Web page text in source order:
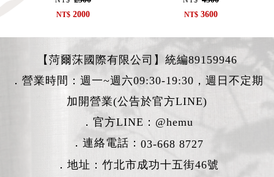
NT$ 2000 NT$ 3600
【菏爾莯國際有限公司】統編89159946
．營業時間：週一~週六09:30-19:30，週日不定期
加開營業(公告於官方LINE)
．官方LINE： @hemu
．連絡電話： 03-668 8727
．地址：竹北市成功十五街46號